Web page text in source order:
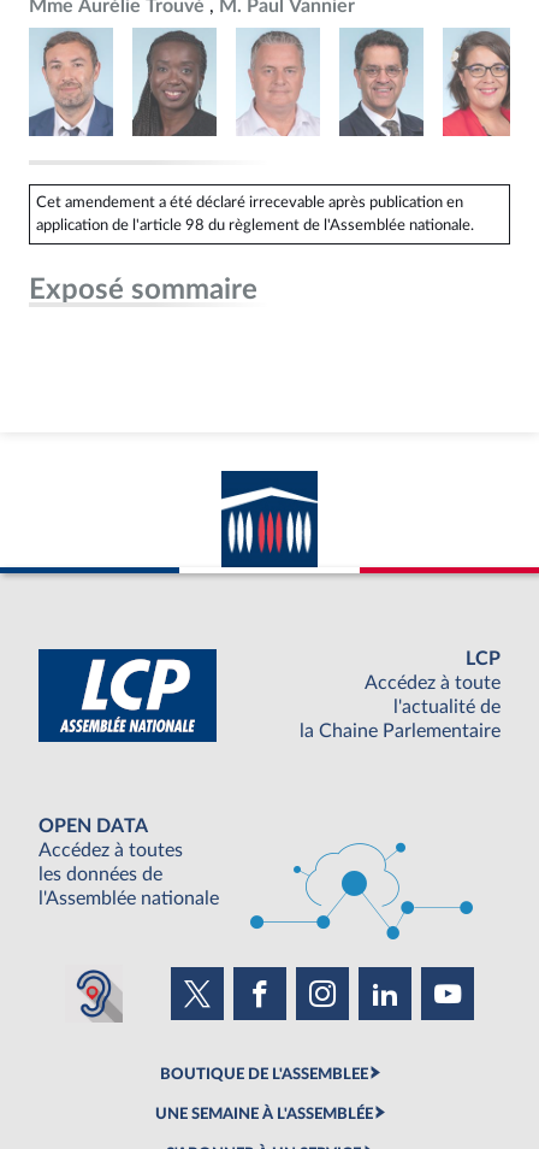
Mme Aurélie Trouvé
M. Paul Vannier
Cet amendement a été déclaré irrecevable après publication en
application de l'article 98 du règlement de l'Assemblée nationale.
Exposé sommaire
LCP
Accédez à toute
l'actualité de
la Chaine Parlementaire
OPEN DATA
Accédez à toutes
les données de
l'Assemblée nationale
BOUTIQUE DE L'ASSEMBLEE
UNE SEMAINE À L'ASSEMBLÉE